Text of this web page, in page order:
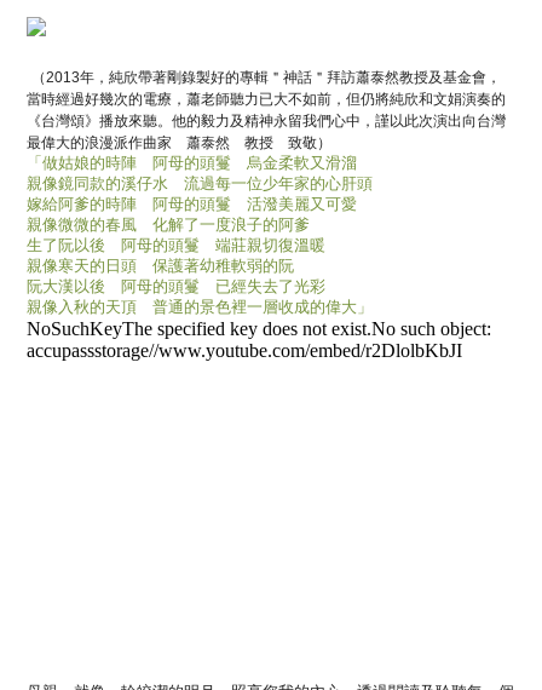
（2013年，純欣帶著剛錄製好的專輯＂神話＂拜訪蕭泰然教授及基金會，
當時經過好幾次的電療，蕭老師聽力已大不如前，但仍將純欣和文娟演奏的
《台灣頌》播放來聽。他的毅力及精神永留我們心中，謹以此次演出向台灣
最偉大的浪漫派作曲家 蕭泰然 教授 致敬）
「做姑娘的時陣 阿母的頭鬘 烏金柔軟又滑溜
親像鏡同款的溪仔水 流過每一位少年家的心肝頭
嫁給阿爹的時陣 阿母的頭鬘 活潑美麗又可愛
親像微微的春風 化解了一度浪子的阿爹
生了阮以後 阿母的頭鬘 端莊親切復溫暖
親像寒天的日頭 保護著幼稚軟弱的阮
阮大漢以後 阿母的頭鬘 已經失去了光彩
親像入秋的天頂 普通的景色裡一層收成的偉大」